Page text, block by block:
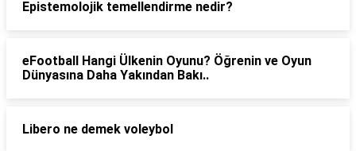
Epistemolojik temellendirme nedir?
eFootball Hangi Ülkenin Oyunu? Öğrenin ve Oyun
Dünyasına Daha Yakından Bakı..
Libero ne demek voleybol